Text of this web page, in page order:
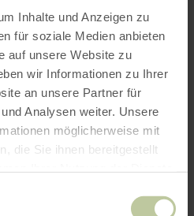
Inhalte und Anzeigen zu
für soziale Medien anbieten
auf unsere Website zu
wir Informationen zu Ihrer
an unsere Partner für
Analysen weiter. Unsere
möglicherweise mit
die Sie ihnen bereitgestellt